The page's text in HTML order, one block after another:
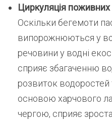
Циркуляція
Оскільки бегемоти
випорожнюються у
речовини у водні
сприяє збагаченню
розвиток водоростей
основою харчового
чергою, сприяє